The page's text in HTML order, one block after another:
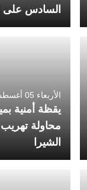
السادس
الأربعاء 05 أغسطس 2026 - 1:24
يقظة أمنية
الشيرا